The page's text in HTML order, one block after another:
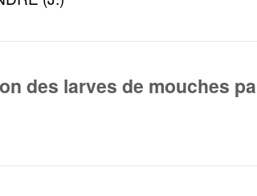
des larves de mouches